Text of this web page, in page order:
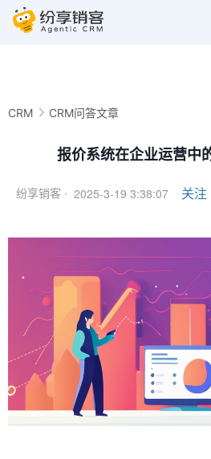
CRM CRM问答文章
报价系统在企业运营中
纷享销客 · 2025-3-19 3:38:07 关注